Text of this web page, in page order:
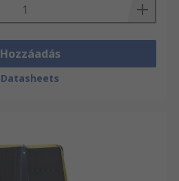
Hozzáadás
Datasheets